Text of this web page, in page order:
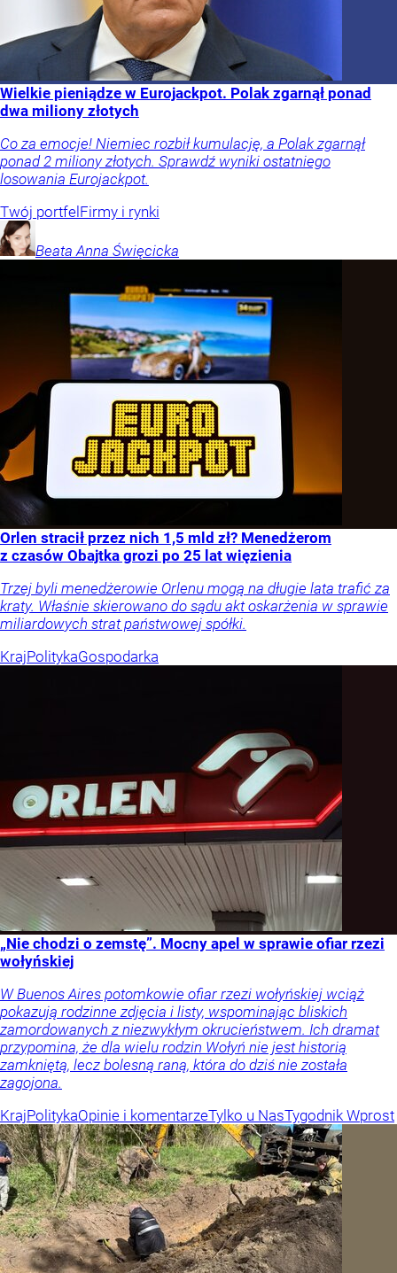
Wielkie pieniądze w Eurojackpot. Polak zgarnął ponad
dwa miliony złotych
Co za emocje! Niemiec rozbił kumulację, a Polak zgarnął
ponad 2 miliony złotych. Sprawdź wyniki ostatniego
losowania Eurojackpot.
Twój portfelFirmy i rynki
Beata Anna Święcicka
Orlen stracił przez nich 1,5 mld zł? Menedżerom
z czasów Obajtka grozi po 25 lat więzienia
Trzej byli menedżerowie Orlenu mogą na długie lata trafić za
kraty. Właśnie skierowano do sądu akt oskarżenia w sprawie
miliardowych strat państwowej spółki.
KrajPolitykaGospodarka
„Nie chodzi o zemstę”. Mocny apel w sprawie ofiar rzezi
wołyńskiej
W Buenos Aires potomkowie ofiar rzezi wołyńskiej wciąż
pokazują rodzinne zdjęcia i listy, wspominając bliskich
zamordowanych z niezwykłym okrucieństwem. Ich dramat
przypomina, że dla wielu rodzin Wołyń nie jest historią
zamkniętą, lecz bolesną raną, która do dziś nie została
zagojona.
KrajPolitykaOpinie i komentarzeTylko u NasTygodnik Wprost